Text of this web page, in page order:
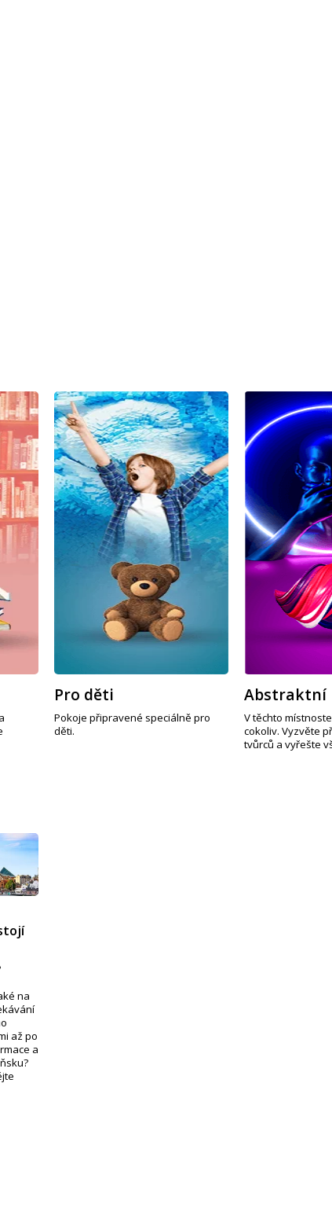
Pro děti
Pokoje připravené speciálně pro
děti.
Abstraktní
V těchto
cokoliv. Vyzvěte
tvůrců a vyřešte
na
až po
a